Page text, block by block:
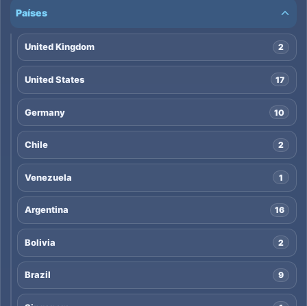
Países
United Kingdom 2
United States 17
Germany 10
Chile 2
Venezuela 1
Argentina 16
Bolivia 2
Brazil 9